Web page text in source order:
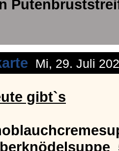
Mi, 29. Juli
gibt`s